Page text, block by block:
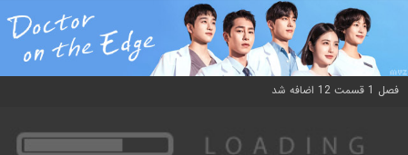
فصل 1 قسمت 12 اضافه شد